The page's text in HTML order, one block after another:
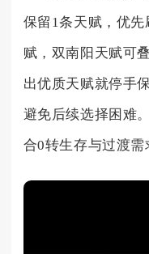
保留1条天赋，优
赋，双南阳天赋可
出优质天赋就停手
避免后续选择困难
合0转生存与过渡需